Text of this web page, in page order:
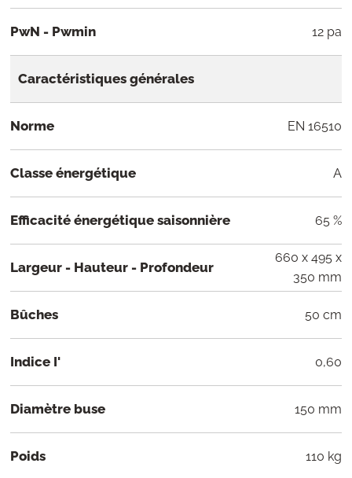
PwN - Pwmin 12 pa
Caractéristiques générales
Norme EN 16510
Classe énergétique A
Efficacité énergétique saisonnière 65 %
Largeur - Hauteur - Profondeur
660 x 495 x
350 mm
Bûches 50 cm
Indice I' 0,60
Diamètre buse 150 mm
Poids 110 kg